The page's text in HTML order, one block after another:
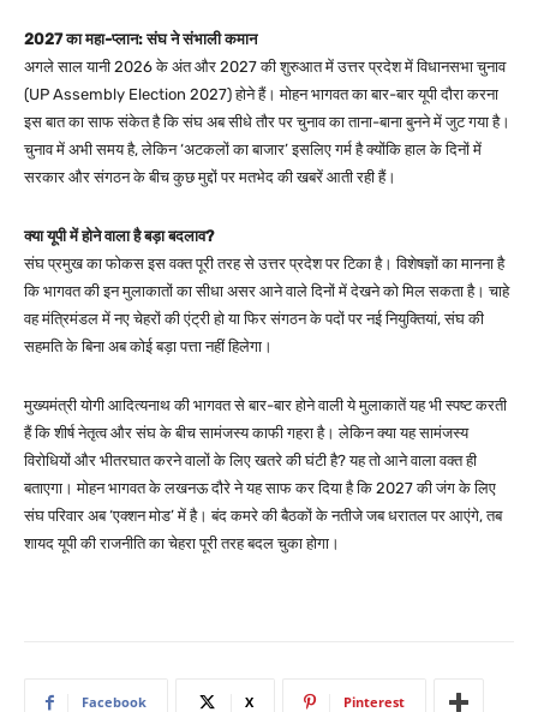
2027 का महा-प्लान: संघ ने संभाली कमान
अगले साल यानी 2026 के अंत और 2027 की शुरुआत में उत्तर प्रदेश में विधानसभा चुनाव
(UP Assembly Election 2027) होने हैं। मोहन भागवत का बार-बार यूपी दौरा करना
इस बात का साफ संकेत है कि संघ अब सीधे तौर पर चुनाव का ताना-बाना बुनने में जुट गया है।
चुनाव में अभी समय है, लेकिन ‘अटकलों का बाजार’ इसलिए गर्म है क्योंकि हाल के दिनों में
सरकार और संगठन के बीच कुछ मुद्दों पर मतभेद की खबरें आती रही हैं।
क्या यूपी में होने वाला है बड़ा बदलाव?
संघ प्रमुख का फोकस इस वक्त पूरी तरह से उत्तर प्रदेश पर टिका है। विशेषज्ञों का मानना है
कि भागवत की इन मुलाकातों का सीधा असर आने वाले दिनों में देखने को मिल सकता है। चाहे
वह मंत्रिमंडल में नए चेहरों की एंट्री हो या फिर संगठन के पदों पर नई नियुक्तियां, संघ की
सहमति के बिना अब कोई बड़ा पत्ता नहीं हिलेगा।
मुख्यमंत्री योगी आदित्यनाथ की भागवत से बार-बार होने वाली ये मुलाकातें यह भी स्पष्ट करती
हैं कि शीर्ष नेतृत्व और संघ के बीच सामंजस्य काफी गहरा है। लेकिन क्या यह सामंजस्य
विरोधियों और भीतरघात करने वालों के लिए खतरे की घंटी है? यह तो आने वाला वक्त ही
बताएगा।मोहन भागवत के लखनऊ दौरे ने यह साफ कर दिया है कि 2027 की जंग के लिए
संघ परिवार अब ‘एक्शन मोड’ में है। बंद कमरे की बैठकों के नतीजे जब धरातल पर आएंगे, तब
शायद यूपी की राजनीति का चेहरा पूरी तरह बदल चुका होगा।
Facebook X Pinterest